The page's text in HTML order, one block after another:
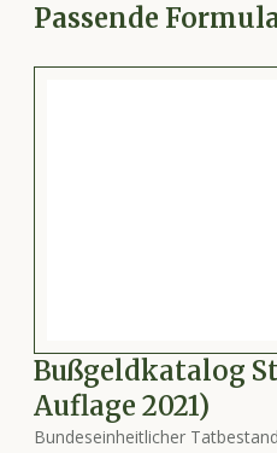
Passende
Vorschau nicht verfügbar
Bußgeldkatalog
Auflage 2021)
Bundeseinheitlicher